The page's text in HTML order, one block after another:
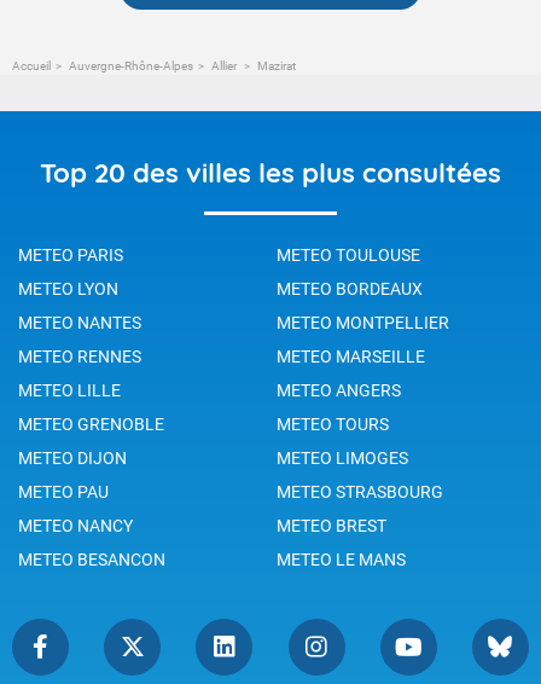
Accueil Auvergne-Rhône-Alpes Allier Mazirat
Top 20 des villes les plus consultées
METEO PARIS
METEO TOULOUSE
METEO LYON
METEO BORDEAUX
METEO NANTES
METEO MONTPELLIER
METEO RENNES
METEO MARSEILLE
METEO LILLE
METEO ANGERS
METEO GRENOBLE
METEO TOURS
METEO DIJON
METEO LIMOGES
METEO PAU
METEO STRASBOURG
METEO NANCY
METEO BREST
METEO BESANCON
METEO LE MANS